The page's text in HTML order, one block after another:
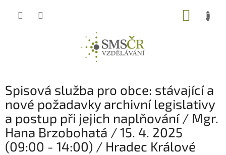
Spisová služba pro obce: stávající a
nové požadavky archivní legislativy
a postup při jejich naplňování / Mgr.
Hana Brzobohatá / 15. 4. 2025
(09:00 - 14:00) / Hradec Králové